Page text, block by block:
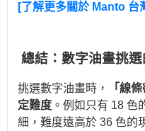
[了解更多關於 Manto 台
總結：數字油畫挑選
挑選數字油畫時，
「線
定難度 。例如只有 18 色
細，難度遠高於 36 色的